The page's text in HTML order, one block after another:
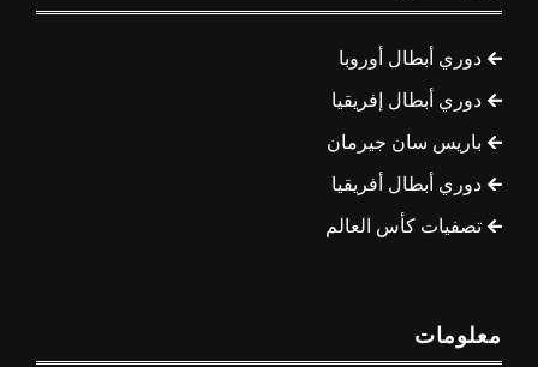
دوري أبطال أوروبا
دوري أبطال إفريقيا
باريس سان جيرمان
دوري أبطال أفريقيا
تصفيات كأس العالم
معلومات